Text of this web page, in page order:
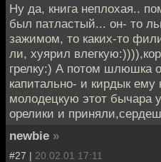
Ну да, книга неплохая..
был патластый... он- то
зажимом, то каких-то
ли, хуярил
грелку:) А потом шлюшка
капитально- и кирдык
молодецкую этот бычара
орелики и
newbie »
#27 | 20.02.01 17:11